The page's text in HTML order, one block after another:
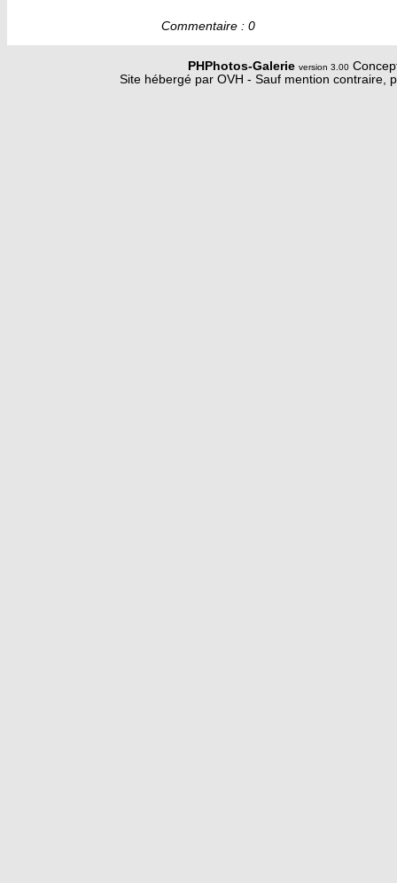
Commentaire : 0
PHPhotos-Galerie version 3.00
Site hébergé par OVH - Sauf mention contraire,